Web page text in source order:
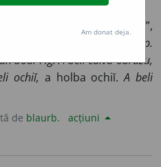
adică „ĭau pelea, jupoĭ”,
Pop.
boŭ. Fig. A beli cuĭva obrazu,
ochiĭ, a holba ochiĭ.A beli
de blaurb. acțiuni
Am donat deja.